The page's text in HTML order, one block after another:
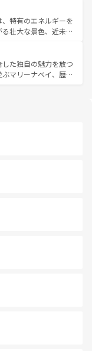
コーヒーなどは、ぜ
てもあたたかい人々
忘れられない旅にな
ンマイなどの山岳地
ットやクラビの美し
ができる。タイ料理
節にも異なる楽しみ
々、仏教を中心とし
れる旅人を魅了し続
特有のエネルギーを
壮大な景色、近未来
光スポットが密集し
も魅力。息をのむよ
を存分に楽しみ尽く
た独自の魅力を放つ
マリーナベイ、歴史
る外せないスポット